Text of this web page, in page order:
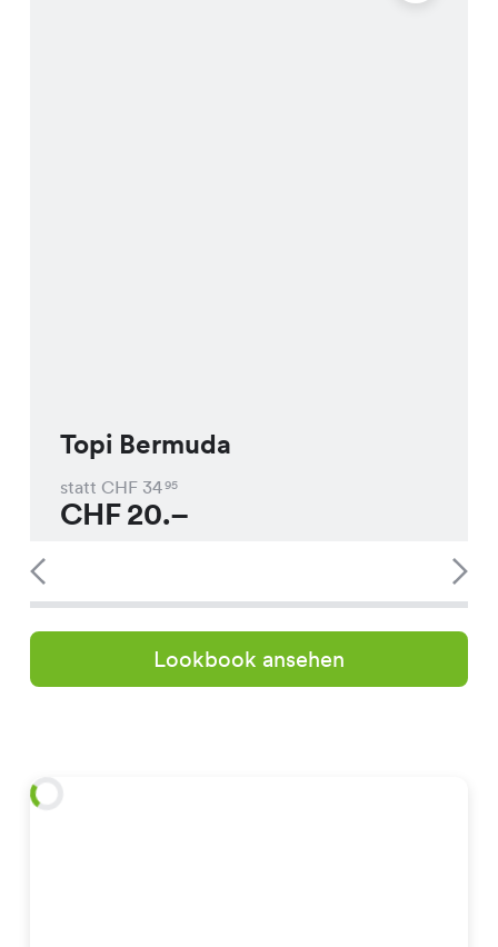
Topi Bermuda
statt CHF 3495
CHF20.–
Lookbook ansehen